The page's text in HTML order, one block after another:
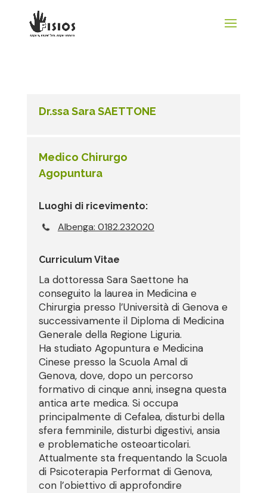
Dr.ssa Sara SAETTONE
Medico Chirurgo
Agopuntura
Luoghi di ricevimento:
Albenga: 0182.232020
Curriculum Vitae
La dottoressa Sara Saettone ha
conseguito la laurea in Medicina e
Chirurgia presso l’Università di Genova e
successivamente il Diploma di Medicina
Generale della Regione Liguria.
Ha studiato Agopuntura e Medicina
Cinese presso la Scuola Amal di
Genova, dove, dopo un percorso
formativo di cinque anni, insegna questa
antica arte medica. Si occupa
principalmente di Cefalea, disturbi della
sfera femminile, disturbi digestivi, ansia
e problematiche osteoarticolari.
Attualmente sta frequentando la Scuola
di Psicoterapia Performat di Genova,
con l’obiettivo di approfondire